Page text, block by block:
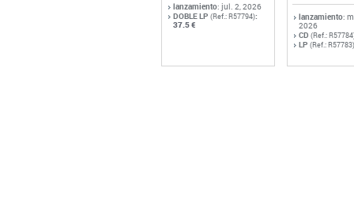
lanzamiento: jul. 2, 2026
DOBLE LP (Ref.: R57794):
37.5 €
lanzamiento:
2026
CD (Ref.:
LP (Ref.: R57783)